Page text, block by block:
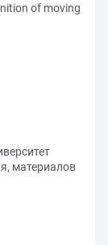
of moving
материалов